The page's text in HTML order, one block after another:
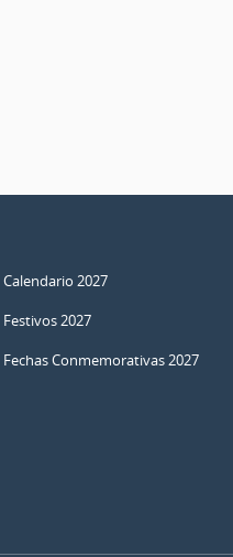
Calendario 2027
Festivos 2027
Fechas Conmemorativas 2027